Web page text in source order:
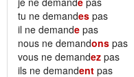
tu ne demandes pas
il ne demande pas
nous ne demandons pas
vous ne demandez pas
ils ne demandent pas